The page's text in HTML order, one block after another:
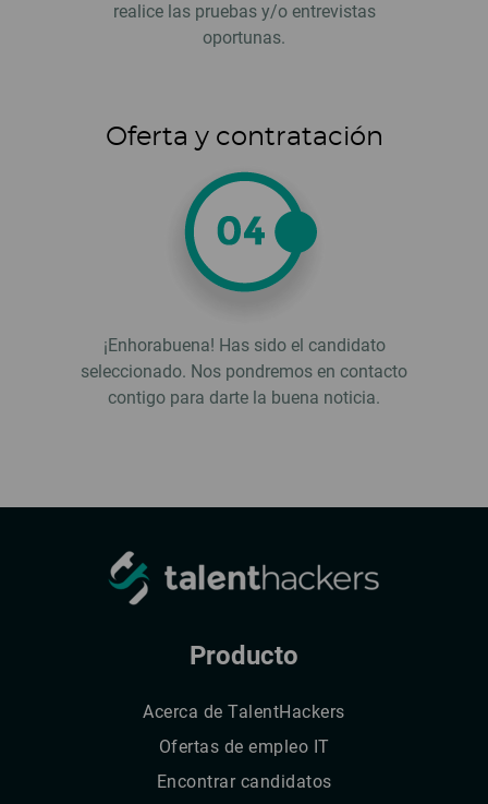
realice las pruebas y/o entrevistas
oportunas.
Oferta y contratación
¡Enhorabuena! Has sido el candidato
seleccionado. Nos pondremos en contacto
contigo para darte la buena noticia.
Producto
Acerca de TalentHackers
Ofertas de empleo IT
Encontrar candidatos